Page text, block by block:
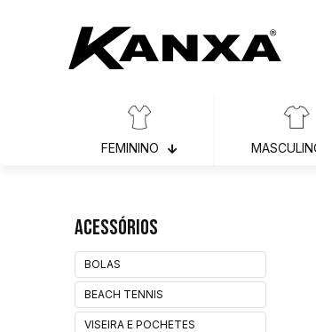
FEMININO
Acessórios
BOLAS
BEACH TENNIS
VISEIRA E POCHETES